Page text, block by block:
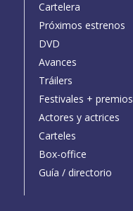
Cartelera
Próximos estrenos
DVD
Avances
Tráilers
Festivales + premios
Actores y actrices
Carteles
Box-office
Guía / directorio